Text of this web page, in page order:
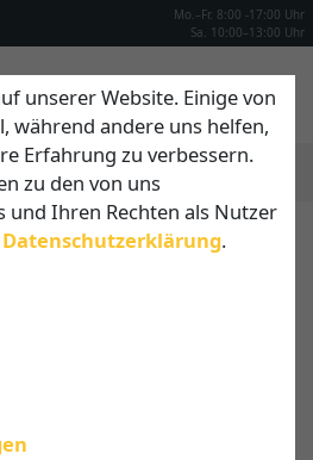
Mo.–Fr. 8:00 -17:00 Uhr
Sa. 10:00–13:00 Uhr
unserer Website. Einige von
während andere uns helfen,
Erfahrung zu verbessern.
zu den von uns
und Ihren Rechten als Nutzer
Daten­schutz­erklärung.